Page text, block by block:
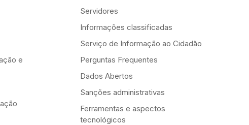
e
Servidores
Informações classificadas
Serviço de Informação ao Cidadão
Perguntas Frequentes
Dados Abertos
Sanções administrativas
Ferramentas e aspectos
tecnológicos